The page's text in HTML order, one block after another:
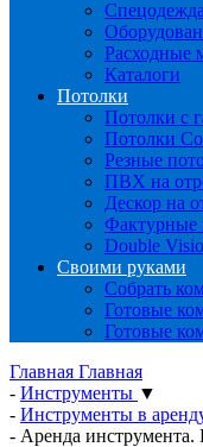
Спецодежда
Расходные
Каталоги
Потолки
Потолки с
Потолки
Резные
ПВХ на
Дескор на
Фактурные
Double
Своими руками
Собрать
Готовые
Готовые
Главная Главная
- Инструменты ▼
- Инструменты в
- Аренда